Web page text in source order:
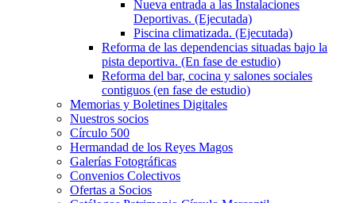
Nueva entrada a las Instalaciones
Deportivas. (Ejecutada)
Piscina climatizada. (Ejecutada)
Reforma de las dependencias situadas bajo la
pista deportiva. (En fase de estudio)
Reforma del bar, cocina y salones sociales
contiguos (en fase de estudio)
Memorias y Boletines Digitales
Nuestros socios
Círculo 500
Hermandad de los Reyes Magos
Galerías Fotográficas
Convenios Colectivos
Ofertas a Socios